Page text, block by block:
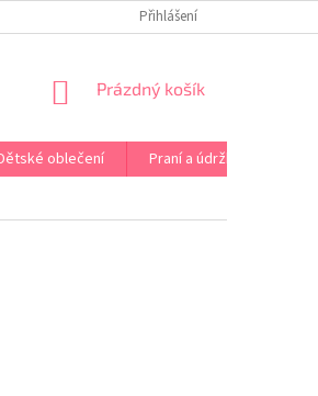
DOPRAVA A PLATBA ČR A EU
Přihlášení
NÁKUPNÍ
Prázdný košík
oblečení Praní a údržba